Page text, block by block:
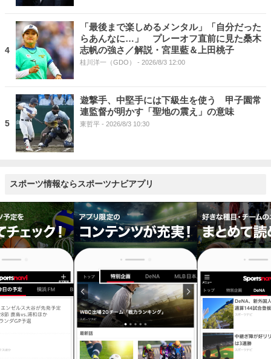
4
「最後まで楽しめるメンタル」「自分だった
らあんなに…」 プレーオフ直前に見た桑木
志帆の強さ／解説・宮里藍＆上田桃子
桂川洋一（GDO） - 2026/8/3 12:00
5
遊撃手、中堅手には下級生を使う 甲子園常
連監督が明かす「聖地の震え」の意味
東哲平 - 2026/8/3 10:30
スポーツ情報ならスポーツナビアプリ